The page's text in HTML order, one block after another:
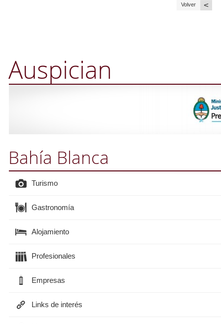
Volver <
Auspician
Bahía Blanca
Turismo
Gastronomía
Alojamiento
Profesionales
Empresas
Links de interés